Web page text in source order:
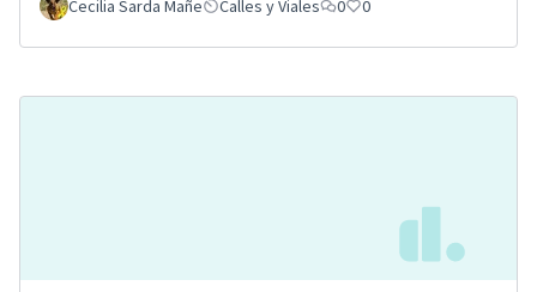
Cecilia Sarda Mañe
Calles y Viales 0 0